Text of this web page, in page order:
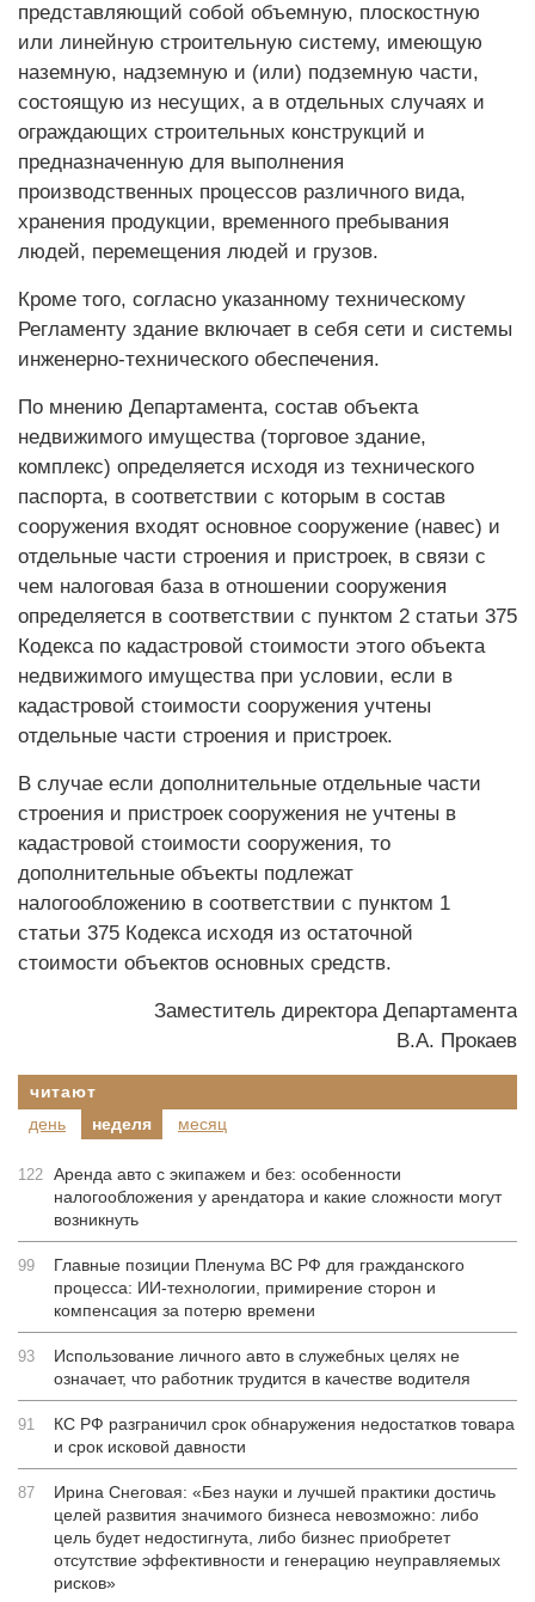
представляющий собой объемную, плоскостную
или линейную строительную систему, имеющую
наземную, надземную и (или) подземную части,
состоящую из несущих, а в отдельных случаях и
ограждающих строительных конструкций и
предназначенную для выполнения
производственных процессов различного вида,
хранения продукции, временного пребывания
людей, перемещения людей и грузов.
Кроме того, согласно указанному техническому
Регламенту здание включает в себя сети и системы
инженерно-технического обеспечения.
По мнению Департамента, состав объекта
недвижимого имущества (торговое здание,
комплекс) определяется исходя из технического
паспорта, в соответствии с которым в состав
сооружения входят основное сооружение (навес) и
отдельные части строения и пристроек, в связи с
чем налоговая база в отношении сооружения
определяется в соответствии с пунктом 2 статьи 375
Кодекса по кадастровой стоимости этого объекта
недвижимого имущества при условии, если в
кадастровой стоимости сооружения учтены
отдельные части строения и пристроек.
В случае если дополнительные отдельные части
строения и пристроек сооружения не учтены в
кадастровой стоимости сооружения, то
дополнительные объекты подлежат
налогообложению в соответствии с пунктом 1
статьи 375 Кодекса исходя из остаточной
стоимости объектов основных средств.
Заместитель директора Департамента
В.А. Прокаев
читают
день
неделя месяц
122 Аренда авто с экипажем и без: особенности
налогообложения у арендатора и какие сложности могут
возникнуть
99
Главные позиции Пленума ВС РФ для гражданского
процесса: ИИ-технологии, примирение сторон и
компенсация за потерю времени
93
Использование личного авто в служебных целях не
означает, что работник трудится в качестве водителя
91
КС РФ разграничил срок обнаружения недостатков товара
и срок исковой давности
87
Ирина Снеговая: «Без науки и лучшей практики достичь
целей развития значимого бизнеса невозможно: либо
цель будет недостигнута, либо бизнес приобретет
отсутствие эффективности и генерацию неуправляемых
рисков»